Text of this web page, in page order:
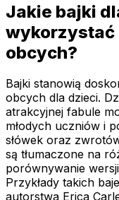
Jakie bajki
wykorzystać
obcych?
Bajki stanowią
obcych dla dzieci.
atrakcyjnej fabule
młodych uczniów i
słówek oraz
są tłumaczone na
porównywanie
Przykłady takich
autorstwa Erica